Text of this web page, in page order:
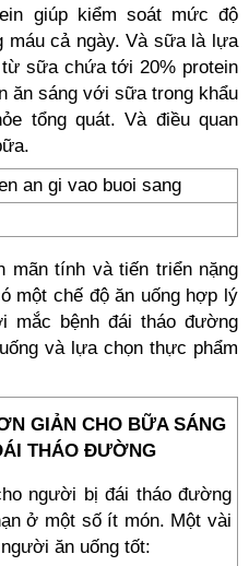
giúp kiểm soát mức độ
cả ngày. Và sữa là lựa
sữa chứa tới 20% protein
ăn sáng với sữa trong khẩu
tổng quát. Và điều quan
mãn tính và tiến triển nặng
một chế độ ăn uống hợp lý
mắc bệnh đái tháo đường
và lựa chọn thực phẩm
GIẢN CHO BỮA SÁNG
THÁO ĐƯỜNG
người bị đái tháo đường
ở một số ít món. Một vài
ăn uống tốt: